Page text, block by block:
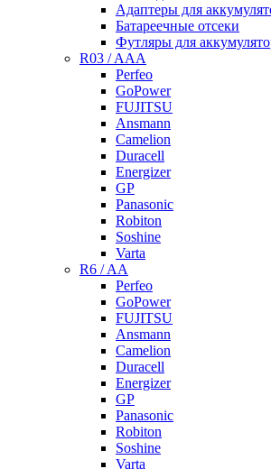
Адаптеры для
Батареечные отсеки
Футляры для
R03 / AAA
Perfeo
GoPower
FUJITSU
Ansmann
Camelion
Duracell
Energizer
GP
Panasonic
Robiton
Soshine
Varta
R6 / AA
Perfeo
GoPower
FUJITSU
Ansmann
Camelion
Duracell
Energizer
GP
Panasonic
Robiton
Soshine
Varta